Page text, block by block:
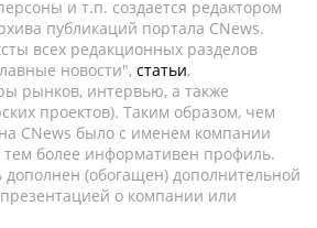
и т.п. создается редактором
публикаций портала CNews.
всех редакционных разделов
новости", статьи,
рынков, интервью, а также
проектов). Таким образом, чем
CNews было с именем компании
тем более информативен профиль.
(обогащен) дополнительной
о компании или